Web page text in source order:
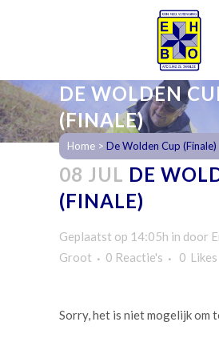
DE WOLDEN
(FINALE)
Home > De Wolden Cup (Finale)
08 JUL DE
(FINALE)
Geplaatst op 14:05h in door
Groot
0 Reactie's 0 Likes
Sorry, het is niet mogelijk om